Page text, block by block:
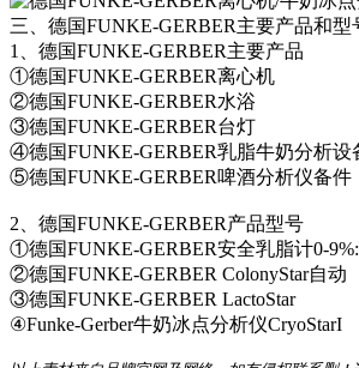
三、德国FUNKE-GERBER主要产品和型
1、德国FUNKE-GERBER主要产品
①德国FUNKE-GERBER离心机
②德国FUNKE-GERBER水浴
③德国FUNKE-GERBER台灯
④德国FUNKE-GERBER乳脂牛奶分析设
⑤德国FUNKE-GERBER啤酒分析仪备件
2、德国FUNKE-GERBER产品型号
①德国FUNKE-GERBER安全乳脂计0-
②德国FUNKE-GERBER ColonyStar自动
③德国FUNKE-GERBER LactoStar
④Funke-Gerber牛奶冰点分析仪CryoStarI